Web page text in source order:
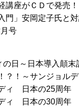
講座がＣＤで発売！
門」安岡定子氏と
号
の日～日本導入顛末
？！～サンジョル
ィ 日本の25周年
ィ 日本の30周年